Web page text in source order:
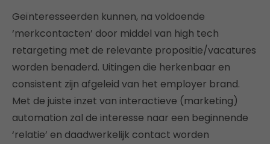
Geïnteresseerden kunnen, na voldoende
‘merkcontacten’ door middel van high tech
retargeting met de relevante propositie/vacatures
worden benaderd. Uitingen die herkenbaar en
consistent zijn afgeleid van het employer brand.
Met de juiste inzet van interactieve (marketing)
automation zal de interesse naar een beginnende
‘relatie’ en daadwerkelijk contact worden